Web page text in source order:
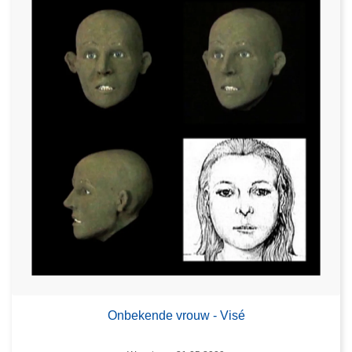
Onbekende vrouw - Visé